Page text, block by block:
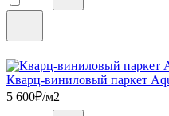
Кварц-виниловый паркет
5 600₽/м2